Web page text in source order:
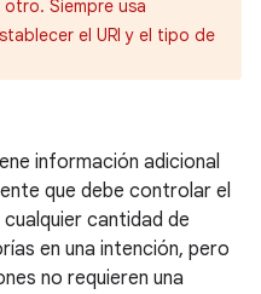
Siempre usa
el URI y el tipo de
información adicional
que debe controlar el
cantidad de
en una intención, pero
no requieren una